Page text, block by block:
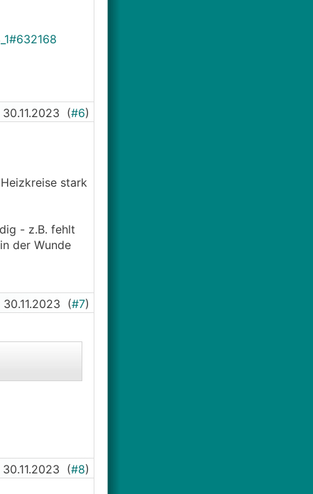
30.11.2023 (#6)
stark
- z.B. fehlt
der Wunde
30.11.2023 (#7)
30.11.2023 (#8)